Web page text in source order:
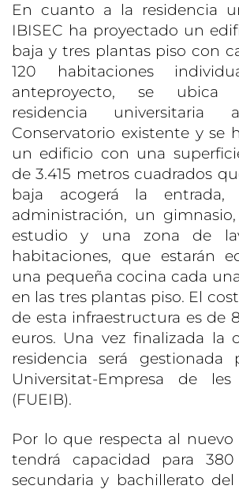
En cuanto a la residencia
IBISEC ha proyectado un
baja y tres plantas piso con
120 habitaciones
anteproyecto, se ubica
residencia
Conservatorio existente y se
un edificio con una
de 3.415 metros cuadrados
baja acogerá la
administración, un
estudio y una zona de
habitaciones, que estarán
una pequeña cocina cada
en las tres plantas piso. El
de esta infraestructura es de
euros. Una vez finalizada la
residencia será gestionada
Universitat-Empresa de
(FUEIB).
Por lo que respecta al
tendrá capacidad para
secundaria y bachillerato